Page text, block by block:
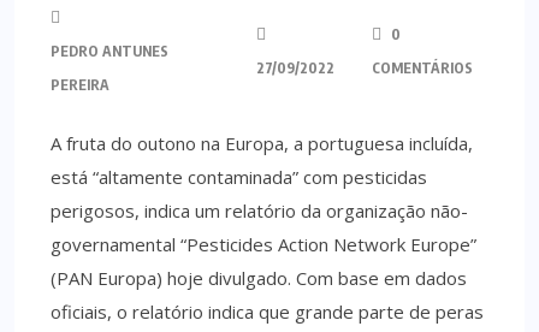
PEDRO ANTUNES
PEREIRA
27/09/2022
0
COMENTÁRIOS
A fruta do outono na Europa, a portuguesa incluída,
está “altamente contaminada” com pesticidas
perigosos, indica um relatório da organização não-
governamental “Pesticides Action Network Europe”
(PAN Europa) hoje divulgado. Com base em dados
oficiais, o relatório indica que grande parte de peras